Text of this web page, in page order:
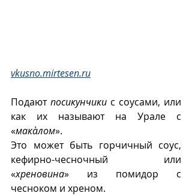
vkusno.mirtesen.ru
Подают посикунчики с соусами, или
как их называют на Урале с
«макàлом».
Это может быть горчичный соус,
кефирно-чесночный или
«хреновина» из помидор с
чесноком и хреном.